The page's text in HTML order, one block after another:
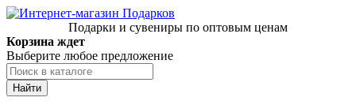
Подарки и сувениры по оптовым ценам
Корзина ждет
Выберите любое предложение
Найти